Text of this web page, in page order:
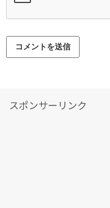
スポンサーリンク